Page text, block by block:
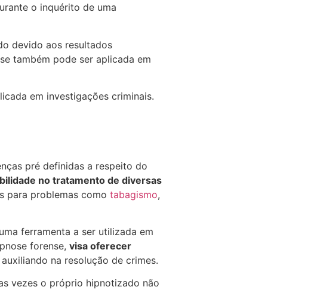
o inquérito de uma
devido aos resultados
também pode ser aplicada em
em investigações criminais.
pré definidas a respeito do
no tratamento de diversas
para problemas como tabagismo,
ferramenta a ser utilizada em
forense, visa oferecer
auxiliando na resolução de crimes.
vezes o próprio hipnotizado não